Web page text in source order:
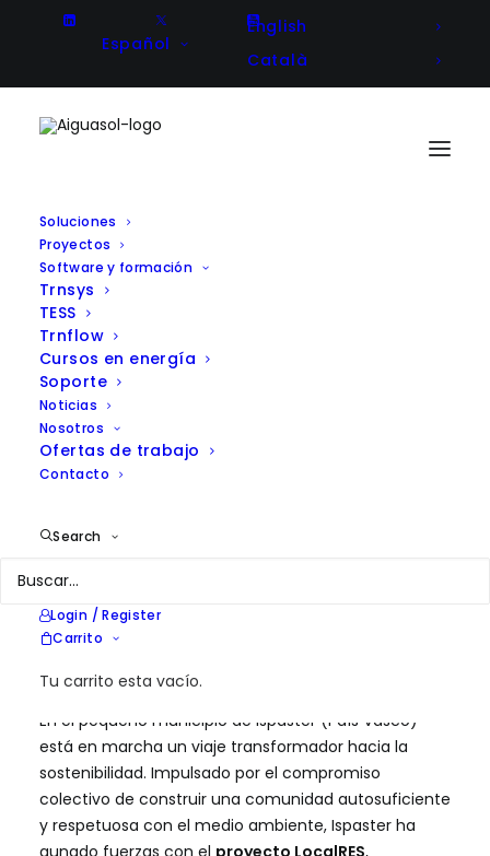
Español
English
Català
Soluciones
Proyectos
Software y formación
Trnsys
TESS
Trnflow
Cursos en energía
Soporte
Noticias
Nosotros
Ofertas de trabajo
Contacto
Search
Login / Register
Carrito
Tu carrito esta vacío.
El viaje de Ispaster hacia la
sostenibilidad: Un faro del
cambio liderado por la
comunidad
Client
Location
En el pequeño municipio de Ispaster (País Vasco)
está en marcha un viaje transformador hacia la
sostenibilidad. Impulsado por el compromiso
colectivo de construir una comunidad autosuficiente
y respetuosa con el medio ambiente, Ispaster ha
aunado fuerzas con el proyecto LocalRES,